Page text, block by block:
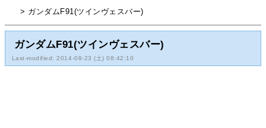
> ガンダムF91(ツインヴェスバー)
ガンダムF91(ツインヴェスバー)
Last-modified: 2014-08-23 (土) 08:42:10